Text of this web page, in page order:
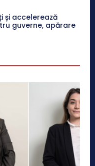
și accelerează
guverne, apărare